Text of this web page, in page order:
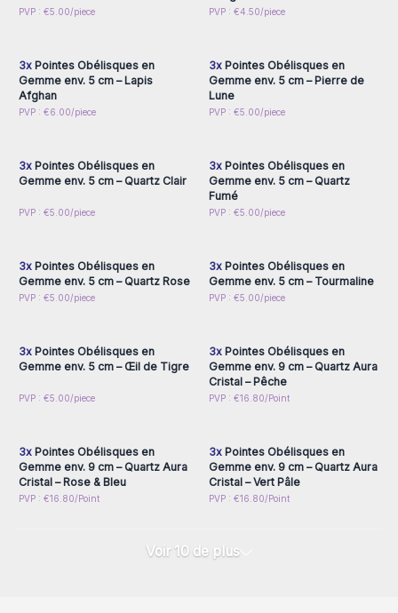
PVP : €5.00/piece PVP : €4.50/piece
Connectez-vous ou
3xPointes Obélisques en
Gemme env. 5 cm – Lapis
Afghan
PVP : €6.00/piece
Connectez-vous ou
3xPointes Obélisques en
Gemme env. 5 cm – Pierre de
Lune
PVP : €5.00/piece
Connectez-vous ou
3xPointes Obélisques en
Gemme env. 5 cm – Quartz Clair
PVP : €5.00/piece
Connectez-vous ou
3xPointes Obélisques en
Gemme env. 5 cm – Quartz
Fumé
PVP : €5.00/piece
Connectez-vous ou
3xPointes Obélisques en
Gemme env. 5 cm – Quartz Rose
PVP : €5.00/piece
Connectez-vous ou
3xPointes Obélisques en
Gemme env. 5 cm – Tourmaline
PVP : €5.00/piece
Connectez-vous ou
3xPointes Obélisques en
Gemme env. 5 cm – Œil de Tigre
PVP : €5.00/piece
Connectez-vous ou
3xPointes Obélisques en
Gemme env. 9 cm – Quartz Aura
Cristal – Pêche
PVP : €16.80/Point
Connectez-vous ou
3xPointes Obélisques en
Gemme env. 9 cm – Quartz Aura
Cristal – Rose & Bleu
PVP : €16.80/Point
Connectez-vous ou
3xPointes Obélisques en
Gemme env. 9 cm – Quartz Aura
Cristal – Vert Pâle
PVP : €16.80/Point
Voir 10 de plus